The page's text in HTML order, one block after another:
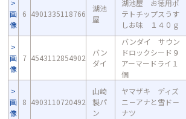
画
像
6 4901335118766
湖池
屋
湖池屋 お徳用ポ
テトチップスうす
しお味 １４０ｇ
画
像
7 4543112854902
バン
ダイ
バンダイ サウン
ドロックシード９
アーマードライ１
個
画
像
8 4903110720492
山崎
製パ
ン
ヤマザキ ディズ
ニ－アナと雪ド－
ナツ